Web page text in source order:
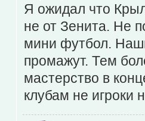
Я ожидал что
не от Зенита. Не
мини футбол.
промажут. Тем
мастерство в
клубам не игроки